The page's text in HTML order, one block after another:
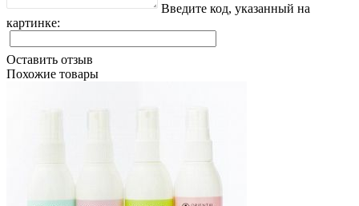
Введите код, указанный на
картинке:
Оставить отзыв
Похожие товары